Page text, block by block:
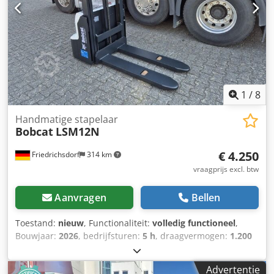
80 - 100% Accu Volt: 24V Accu Ah: 300Ah Accutype: PzS
Bouwjaar accu: 2024 Conditie accu: 80 - 100% Volledige
vrije slag, CE-certificaat, Aquamatica voor de accucellen
Dkedpfewzpc Djx Akior
1 /8
Friedrichsdorf 314 km
Handmatige stapelaar
Bobcat LSM12N
€ 4.250
vraagprijs excl. btw
Aanvragen Bellen
Toestand: nieuw, Functionaliteit: volledig functioneel,
Bouwjaar: 2026, bedrijfsturen: 5 h, draagvermogen: 1.200
, brandstoftype:
masttype:duplex, bouwhoogte:2.150 mm, vorklengte:
Advertentie